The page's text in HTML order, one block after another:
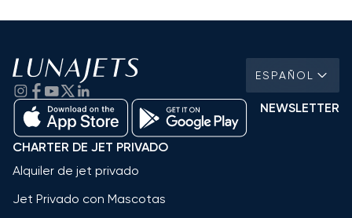
ESPAÑOL
NEWSLETTER
CHARTER DE JET PRIVADO
Alquiler de jet privado
Jet Privado con Mascotas